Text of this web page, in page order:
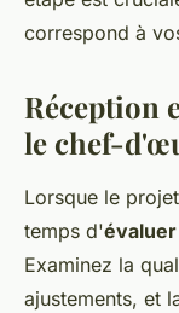
correspond à
Réception
le chef-
Lorsque le
temps d'
Examinez la
ajustements, et